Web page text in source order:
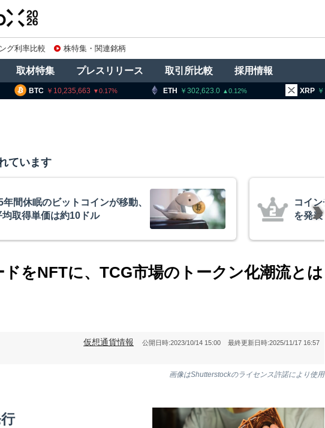
グ利率比較 株特集・関連銘柄
取材特集 プレスリリース 取引所比較 採用情報
10,235,663 0.17 ETH 302,623.0 0.12 XRP 164.04 0.53
ています
コインチェック、1銘柄の上場廃止
を発表
ドをNFTに、TCG市場のトークン化潮流とは
仮想通貨情報 公開日時:2023/10/14 15:00 最終更新日時:2025/11/17 16:57
画像はShutterstockのライセンス許諾により使用